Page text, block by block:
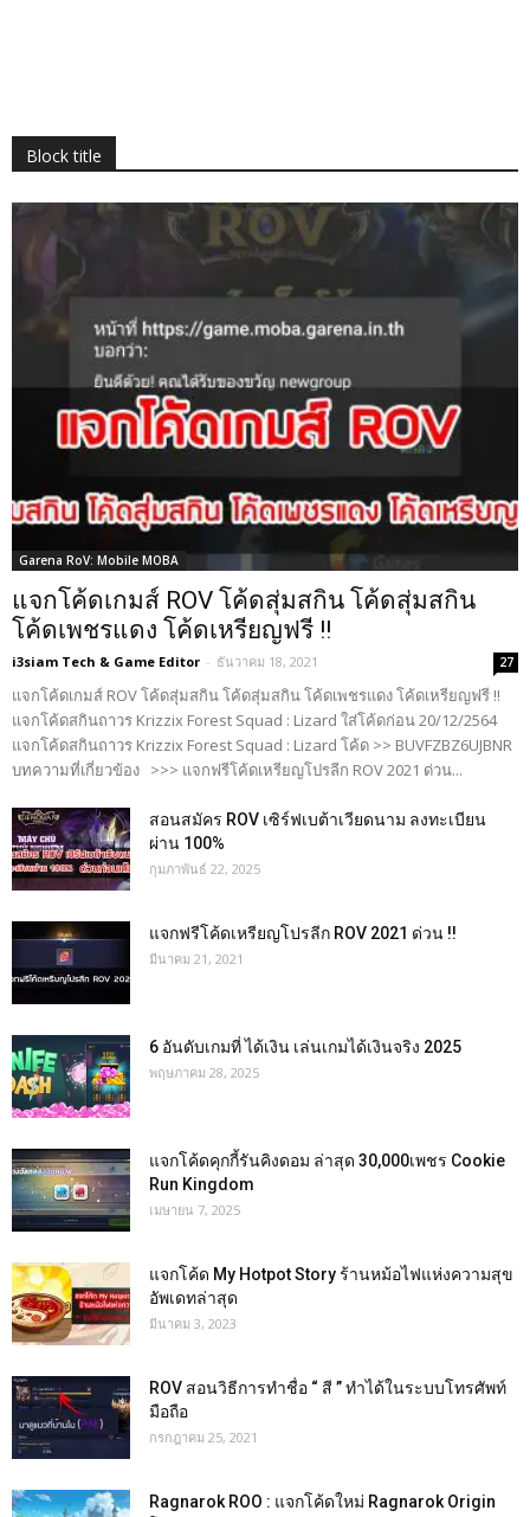
Block title
Garena RoV: Mobile MOBA
แจกโค้ดเกมส์ ROV โค้ดสุ่มสกิน โค้ดสุ่มสกิน
โค้ดเพชรแดง โค้ดเหรียญฟรี !!
i3siam Tech & Game Editor - ธันวาคม 18, 2021 27
แจกโค้ดเกมส์ ROV โค้ดสุ่มสกิน โค้ดสุ่มสกิน โค้ดเพชรแดง โค้ดเหรียญฟรี !!
แจกโค้ดสกินถาวร Krizzix Forest Squad : Lizard ใส่โค้ดก่อน 20/12/2564
แจกโค้ดสกินถาวร Krizzix Forest Squad : Lizard โค้ด >> BUVFZBZ6UJBNR
บทความที่เกี่ยวข้อง >>> แจกฟรีโค้ดเหรียญโปรลีก ROV 2021 ด่วน...
สอนสมัคร ROV เซิร์ฟเบต้าเวียดนาม ลงทะเบียน
ผ่าน 100%
กุมภาพันธ์ 22, 2025
แจกฟรีโค้ดเหรียญโปรลีก ROV 2021 ด่วน !!
มีนาคม 21, 2021
6 อันดับเกมที่ ได้เงิน เล่นเกมได้เงินจริง 2025
พฤษภาคม 28, 2025
แจกโค้ดคุกกี้รันคิงดอม ล่าสุด 30,000เพชร Cookie
Run Kingdom
เมษายน 7, 2025
แจกโค้ด My Hotpot Story ร้านหม้อไฟแห่งความสุข
อัพเดทล่าสุด
มีนาคม 3, 2023
ROV สอนวิธีการทำชื่อ “ สี ” ทำได้ในระบบโทรศัพท์
มือถือ
กรกฎาคม 25, 2021
Ragnarok ROO : แจกโค้ดใหม่ Ragnarok Origin